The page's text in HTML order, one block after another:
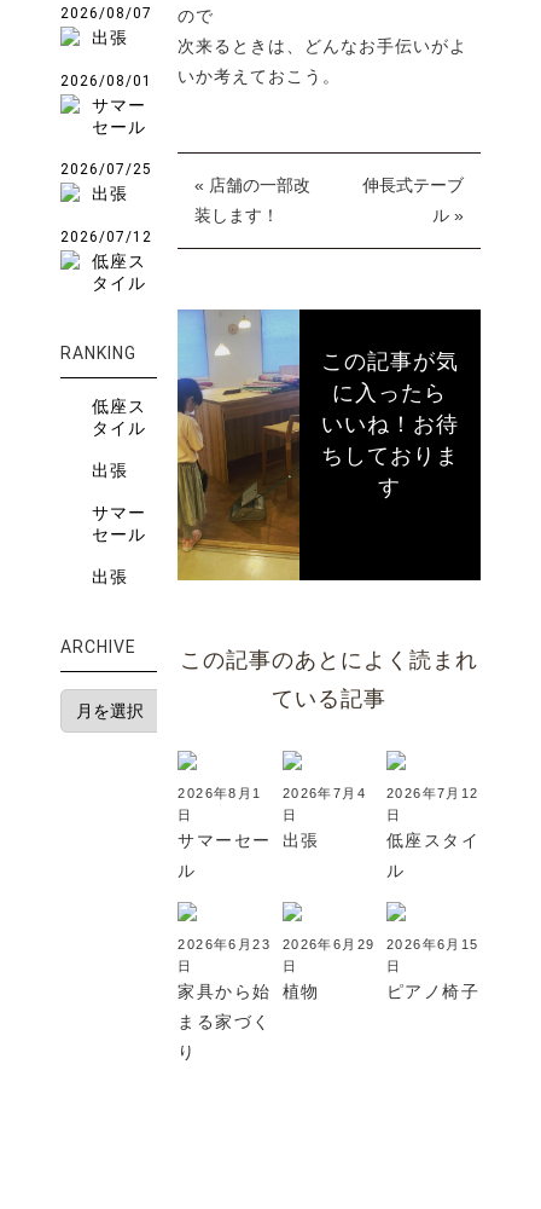
ので
次来るときは、どんなお手伝いがよ
いか考えておこう。
« 店舗の一部改
装します！
伸長式テーブ
ル »
この記事が気
に入ったら
いいね！お待
ちしておりま
す
この記事のあとによく読まれ
ている記事
2026年8月1
日
サマーセー
ル
2026年7月4
日
出張
2026年7月12
日
低座スタイ
ル
2026年6月23
日
家具から始
まる家づく
り
2026年6月29
日
植物
2026年6月15
日
ピアノ椅子
2026/08/07
出張
2026/08/01
サマー
セール
2026/07/25
出張
2026/07/12
低座ス
タイル
RANKING
低座ス
タイル
出張
サマー
セール
出張
ARCHIVE